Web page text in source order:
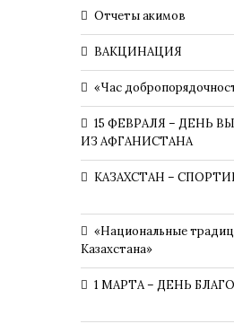
Отчеты акимов
ВАКЦИНАЦИЯ
«Час
15 ФЕВРАЛЯ – ДЕНЬ
ИЗ АФГАНИСТАНА
КАЗАХСТАН –
«Национальные
Казахстана»
1 МАРТА – ДЕНЬ